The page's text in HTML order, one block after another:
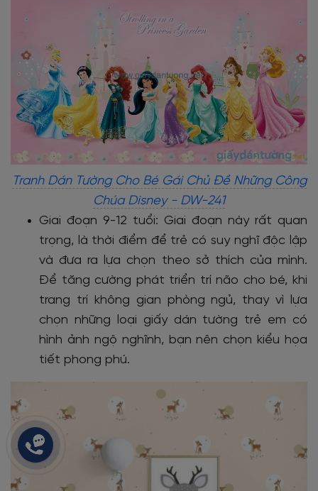
Tranh Dán Tường Cho Bé Gái Chủ Đề Những Công
Chúa Disney - DW-241
Giai đoạn 9-12 tuổi: Giai đoạn này rất quan
trọng, là thời điểm để trẻ có suy nghĩ độc lập
và đưa ra lựa chọn theo sở thích của mình.
Để tăng cường phát triển trí não cho bé, khi
trang trí không gian phòng ngủ, thay vì lựa
chọn những loại giấy dán tường trẻ em có
hình ảnh ngộ nghĩnh, bạn nên chọn kiểu họa
tiết phong phú.